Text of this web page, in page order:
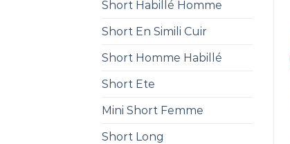
Short Habillé Homme
Short En Simili Cuir
Short Homme Habillé
Short Ete
Mini Short Femme
Short Long